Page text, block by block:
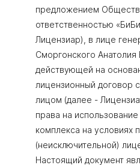
предложением
ответственностью
Лицензиар), в лице
Сморгонского Анатолия
действующей на
лицензионный договор
лицом (далее -
права на
комплекса на условиях
(неисключительной)
Настоящий документ